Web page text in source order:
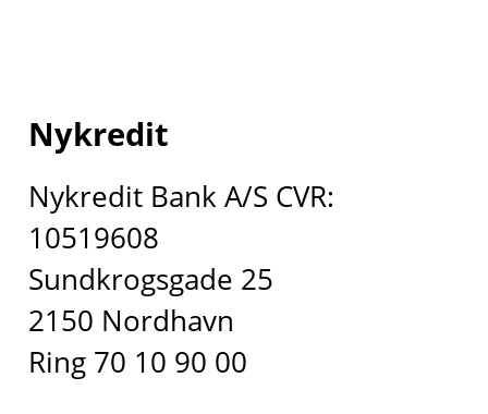
Nykredit
Nykredit Bank A/S CVR:
10519608
Sundkrogsgade 25
2150 Nordhavn
Ring 70 10 90 00